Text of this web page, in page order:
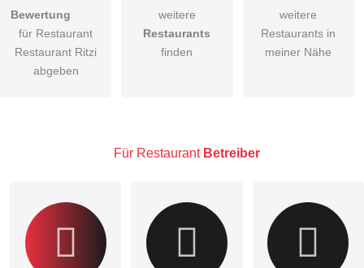
Hiermit akzeptiere ich dieAGB
DieDatenschutzerklärung habe ich zur Kenntnis genommen.
Besucher sichtbar.
Bewertung
für Restaurant
Restaurant Ritzi
abgeben
weitere
Restaurants
finden
weitere
Restaurants in
meiner Nähe
Für Restaurant Betreiber